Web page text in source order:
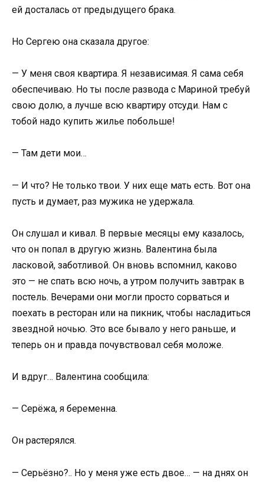
ей досталась от предыдущего брака.
Но Сергею она сказала другое:
— У меня своя квартира. Я независимая. Я сама себя
обеспечиваю. Но ты после развода с Мариной требуй
свою долю, а лучше всю квартиру отсуди. Нам с
тобой надо купить жилье побольше!
— Там дети мои…
— И что? Не только твои. У них еще мать есть. Вот она
пусть и думает, раз мужика не удержала.
Он слушал и кивал. В первые месяцы ему казалось,
что он попал в другую жизнь. Валентина была
ласковой, заботливой. Он вновь вспомнил, каково
это — не спать всю ночь, а утром получить завтрак в
постель. Вечерами они могли просто сорваться и
поехать в ресторан или на пикник, чтобы насладиться
звездной ночью. Это все бывало у него раньше, и
теперь он и правда почувствовал себя моложе.
И вдруг… Валентина сообщила:
— Серёжа, я беременна.
Он растерялся.
— Серьёзно?.. Но у меня уже есть двое… — на днях он